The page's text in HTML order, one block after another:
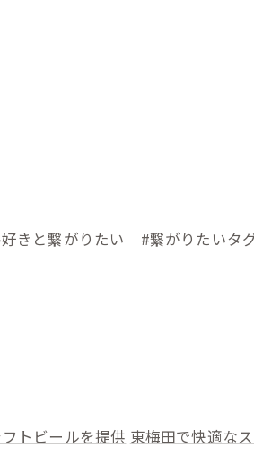
きと繋がりたい #繋がりたいタ
トビールを提供 東梅田で快適な